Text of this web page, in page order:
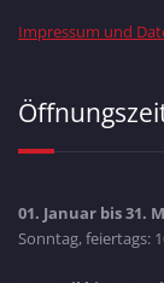
Impressum und
01. Januar bis 31.
Sonntag, feiertags: